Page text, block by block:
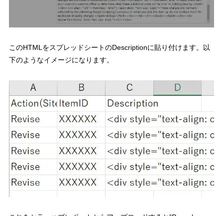
このHTMLをスプレッドシートのDescriptionに貼り付けます。以
下のようなイメージになります。